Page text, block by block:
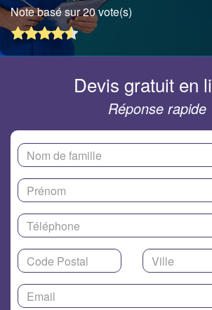
Note basé sur 20 vote(s)
Devis gratuit en
Réponse rapide